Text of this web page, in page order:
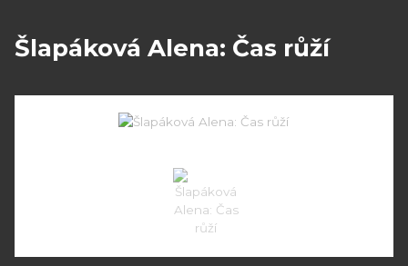
Šlapáková Alena: Čas růží